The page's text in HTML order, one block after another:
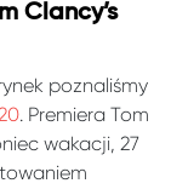
Clancy’s
poznaliśmy
. Premiera Tom
wakacji, 27